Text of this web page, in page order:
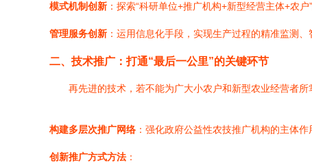
模式机制创新 ：探索“科研单位+推广机构+新型经营主体+农
管理服务创新 ：运用信息化手段，实现生产过程的精准监测
二、技术推广：打通“最后一公里”的关键环节
再先进的技术，若不能为广大小农户和新型农业经营者
构建多层次推广网络 ：强化政府公益性农技推广机构的主体
创新推广方式方法 ：